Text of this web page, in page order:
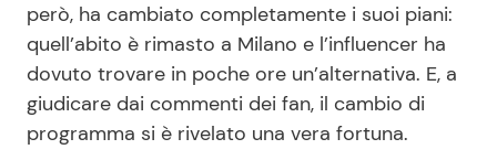
Viaggi e Turismo
Festività
Ricette Feste
Ricette per Bambini
però, ha cambiato completamente i suoi piani:
quell’abito è rimasto a Milano e l’influencer ha
dovuto trovare in poche ore un’alternativa. E, a
giudicare dai commenti dei fan, il cambio di
programma si è rivelato una vera fortuna.